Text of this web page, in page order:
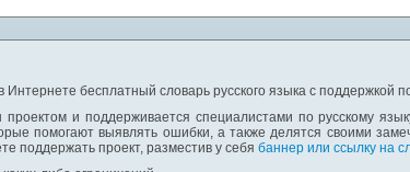
Интернете бесплатный словарь русского языка с поддержкой
и поддерживается специалистами по русскому
помогают выявлять ошибки, а также делятся своими
поддержать проект, разместив у себя баннер или ссылку на